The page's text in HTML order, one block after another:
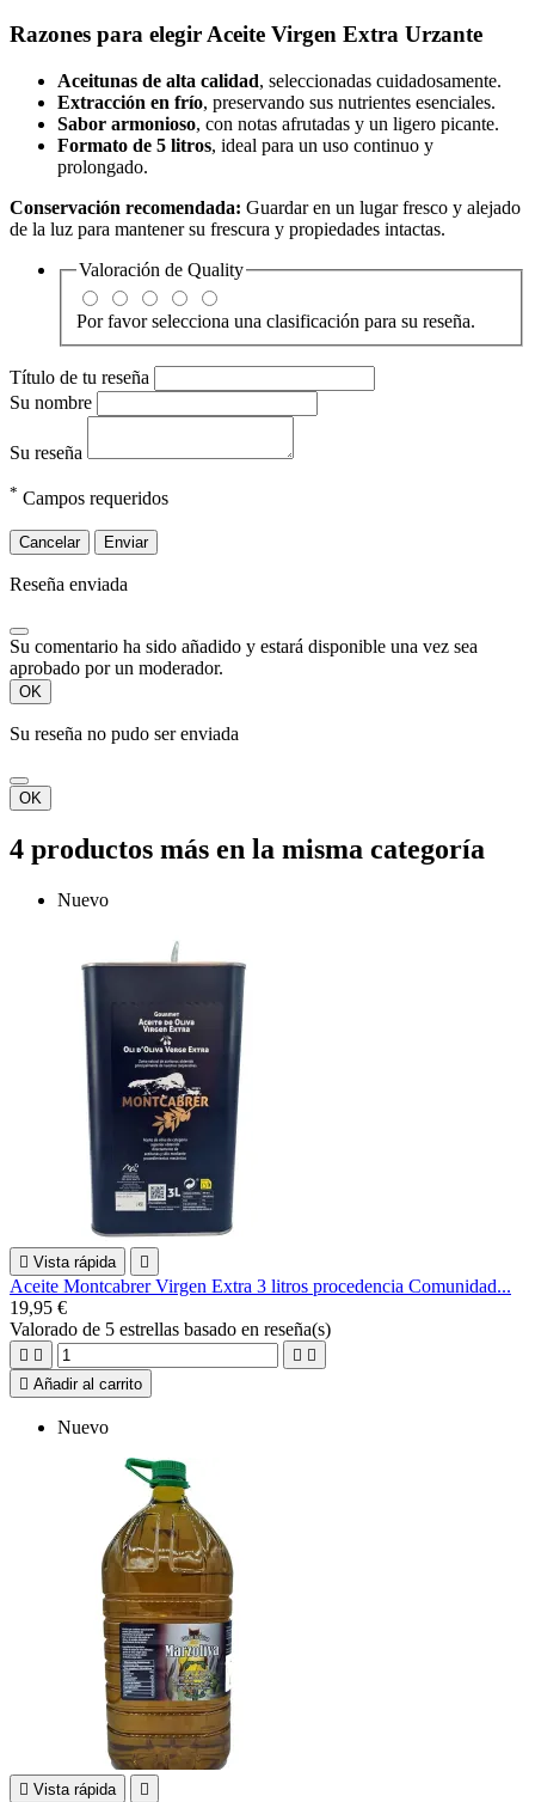
Razones para elegir Aceite Virgen Extra Urzante
Aceitunas de alta calidad, seleccionadas cuidadosamente.
Extracción en frío, preservando sus nutrientes esenciales.
Sabor armonioso, con notas afrutadas y un ligero picante.
Formato de 5 litros, ideal para un uso continuo y
prolongado.
Conservación recomendada: Guardar en un lugar fresco y alejado
de la luz para mantener su frescura y propiedades intactas.
Valoración de Quality
Por favor selecciona una clasificación para su reseña.
Título de tu reseña
Su nombre
Su reseña
* Campos requeridos
Cancelar Enviar
Reseña enviada
Su comentario ha sido añadido y estará disponible una vez sea
aprobado por un moderador.
OK
Su reseña no pudo ser enviada
OK
4 productos más en la misma categoría
Nuevo
 Vista rápida 
Aceite Montcabrer Virgen Extra 3 litros procedencia Comunidad...
19,95 €
Valorado de 5 estrellas basado en reseña(s)
   
 Añadir al carrito
Nuevo
 Vista rápida 